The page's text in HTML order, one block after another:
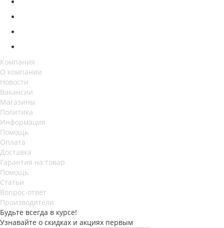
Компания
О компании
Новости
Вакансии
Магазины
Политика
Информация
Помощь
Оплата
Доставка
Гарантия на товар
Помощь
Статьи
Вопрос-ответ
Производители
Будьте всегда в курсе!
Узнавайте о скидках и акциях первым